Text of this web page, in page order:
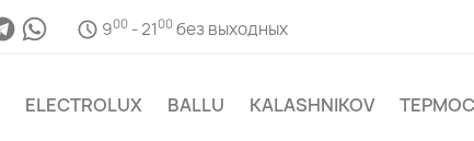
900 - 2100 без выходных
ELECTROLUX BALLU KALASHNIKOV